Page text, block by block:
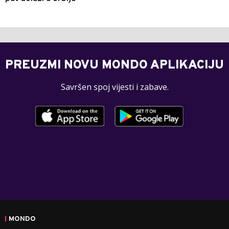
PREUZMI NOVU MONDO APLIKACIJU
Savršen spoj vijesti i zabave.
MONDO